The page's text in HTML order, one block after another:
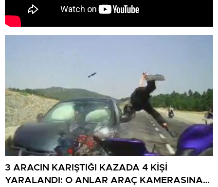
3 ARACIN KARIŞTIĞI KAZADA 4 KİŞİ
YARALANDI: O ANLAR ARAÇ KAMERASINA